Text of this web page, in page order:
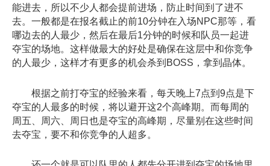
能进去，所以不少人都会提前进场，防止时间到了进不
去。一般都是在报名截止的前10分钟在入场NPC那等，看
哪边去的人最少，然后在最后1分钟的时候和队员一起进
夺宝的场地。这样做最大的好处是确保在这层中和你竞争
的人最少，这样才有更多的机会杀到BOSS，拿到晶体。
根据之前打夺宝的经验来看，每天晚上7点到9点是下
夺宝的人最多的时候，将以避开这2个高峰期。而每周的
周五、周六、周日也是夺宝的高峰期，尽量别在这些时间
去夺宝，要不和你竞争的人超多。